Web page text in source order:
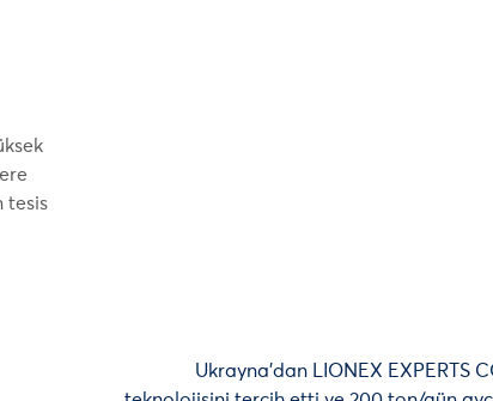
tesis
Ukrayna’dan LIONEX EXPERTS